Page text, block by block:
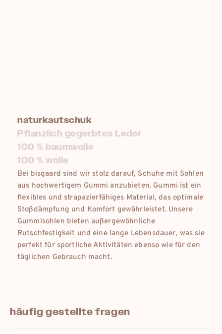
naturkautschuk
Pflanzlich gegerbtes Leder
100 % baumwolle
100 % wolle
Bei bisgaard sind wir stolz darauf, Schuhe mit Sohlen
aus hochwertigem Gummi anzubieten. Gummi ist ein
flexibles und strapazierfähiges Material, das optimale
Stoßdämpfung und Komfort gewährleistet. Unsere
Gummisohlen bieten außergewöhnliche
Rutschfestigkeit und eine lange Lebensdauer, was sie
perfekt für sportliche Aktivitäten ebenso wie für den
täglichen Gebrauch macht.
häufig gestellte fragen